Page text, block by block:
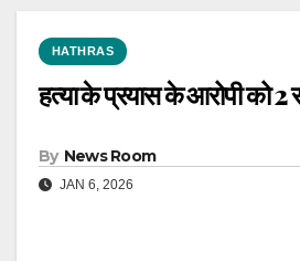
HATHRAS
हत्या के प्रयास के आरोपी को 2
By News Room
JAN 6, 2026